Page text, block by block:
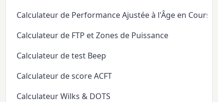
Calculateur de Performance Ajustée à l'Âge en Course
Calculateur de FTP et Zones de Puissance
Calculateur de test Beep
Calculateur de score ACFT
Calculateur Wilks & DOTS